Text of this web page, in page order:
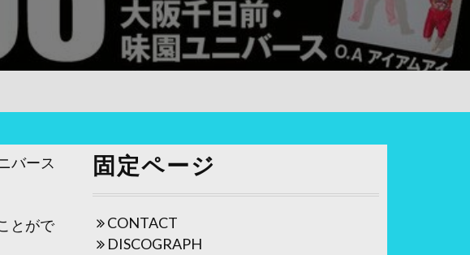
バース
とがで
固定ページ
CONTACT
DISCOGRAPH